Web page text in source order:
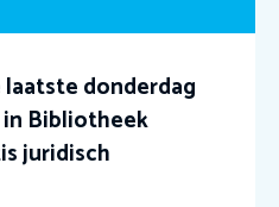
laatste donderdag
in Bibliotheek
juridisch